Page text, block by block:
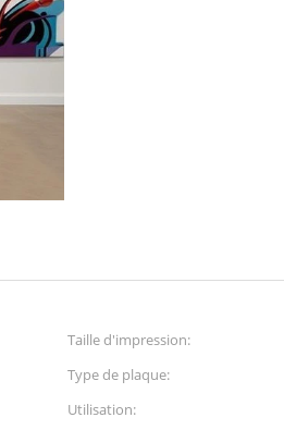
Taille d'impression:
Type de plaque:
Utilisation: